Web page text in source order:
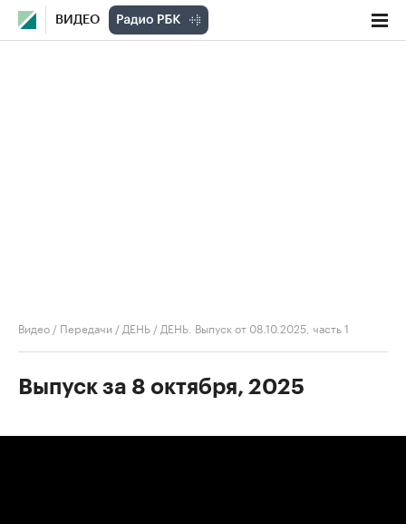
ВИДЕО
Видео / Передачи / ДЕНЬ / ДЕНЬ. Выпуск от 08.10.2025, часть 1
Выпуск за 8 октября, 2025